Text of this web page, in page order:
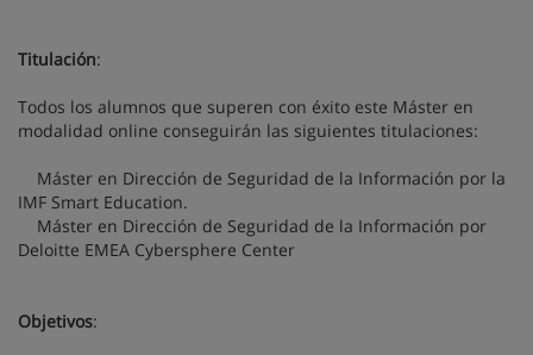
Titulación:
Todos los alumnos que superen con éxito este Máster en
modalidad online conseguirán las siguientes titulaciones:
Máster en Dirección de Seguridad de la Información por la
IMF Smart Education.
Máster en Dirección de Seguridad de la Información por
Deloitte EMEA Cybersphere Center
Objetivos: